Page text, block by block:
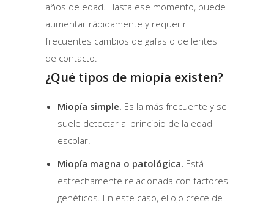
años de edad. Hasta ese momento, puede
aumentar rápidamente y requerir
frecuentes cambios de gafas o de lentes
de contacto.
¿Qué tipos de miopía existen?
Miopía simple. Es la más frecuente y se
suele detectar al principio de la edad
escolar.
Miopía magna o patológica. Está
estrechamente relacionada con factores
genéticos. En este caso, el ojo crece de